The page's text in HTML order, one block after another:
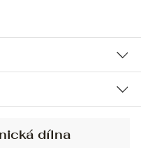
dílna